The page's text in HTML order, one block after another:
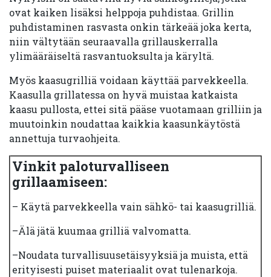
ovat kaiken lisäksi helppoja puhdistaa. Grillin
puhdistaminen rasvasta onkin tärkeää joka kerta,
niin vältytään seuraavalla grillauskerralla
ylimääräiseltä rasvantuoksulta ja käryltä.
Myös kaasugrilliä voidaan käyttää parvekkeella.
Kaasulla grillatessa on hyvä muistaa katkaista
kaasu pullosta, ettei sitä pääse vuotamaan grilliin ja
muutoinkin noudattaa kaikkia kaasunkäytöstä
annettuja turvaohjeita.
Vinkit paloturvalliseen
grillaamiseen:
– Käytä parvekkeella vain sähkö- tai kaasugrilliä.
–Älä jätä kuumaa grilliä valvomatta.
–Noudata turvallisuusetäisyyksiä ja muista, että
erityisesti puiset materiaalit ovat tulenarkoja.